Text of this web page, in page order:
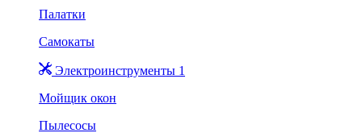
Палатки
Самокаты
Электроинструменты 1
Мойщик окон
Пылесосы